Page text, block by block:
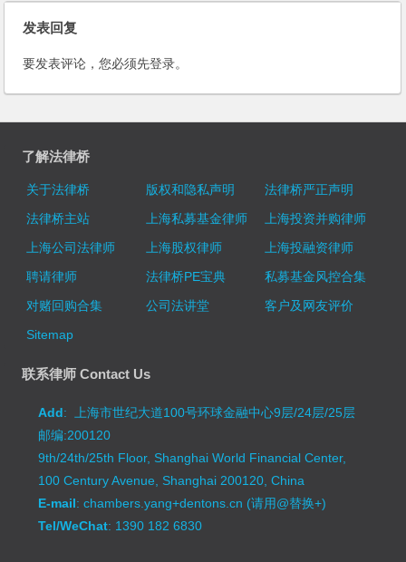
发表回复
要发表评论，您必须先登录。
了解法律桥
关于法律桥 版权和隐私声明
法律桥严正声明
法律桥主站
上海私募基金律师
上海投资并购律师
上海公司法律师
上海股权律师
上海投融资律师
聘请律师
法律桥PE宝典
私募基金风控合集
对赌回购合集
公司法讲堂
客户及网友评价
Sitemap
联系律师 Contact Us
Add: 上海市世纪大道100号环球金融中心9层/24层/25层
邮编:200120
9th/24th/25th Floor, Shanghai World Financial Center,
100 Century Avenue, Shanghai 200120, China
E-mail: chambers.yang+dentons.cn (请用@替换+)
Tel/WeChat: 1390 182 6830